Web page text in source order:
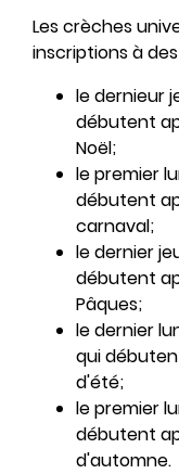
Les crèches
inscriptions à
le dernieur
débutent
Noël;
le premier
débutent
carnaval;
le dernier
débutent
Pâques;
le dernier
qui
d'été;
le premier
débutent
d'automne.